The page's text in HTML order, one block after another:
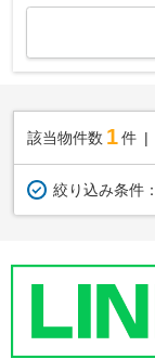
該当物件数 1件
絞り込み条件：